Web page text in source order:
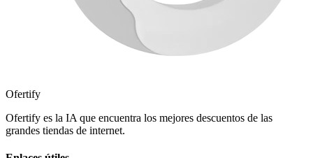
Ofertify
Ofertify es la IA que encuentra los mejores descuentos de las
grandes tiendas de internet.